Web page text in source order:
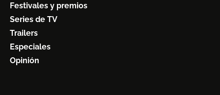
Festivales y premios
Series de TV
Trailers
Especiales
Opinión